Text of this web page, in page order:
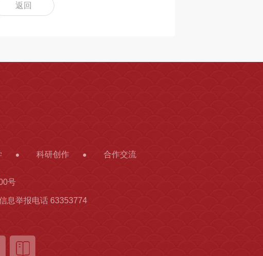
返回
科研创作 合作交流
号
息举报电话 63353774